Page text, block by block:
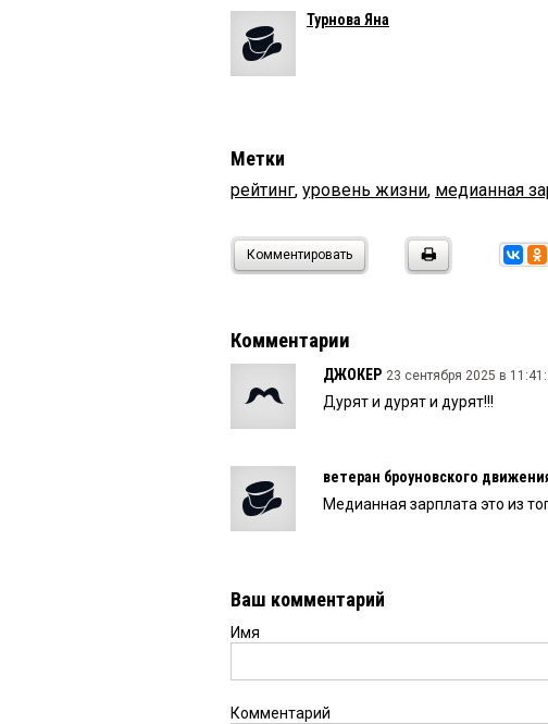
Турнова Яна
Метки
рейтинг, уровень жизни, медианная
Комментировать
Комментарии
ДЖОКЕР 23 сентября 2025 в 11:41:
Дурят и дурят и дурят!!!
ветеран броуновского
Медианная зарплата это из
Ваш комментарий
Имя
Комментарий